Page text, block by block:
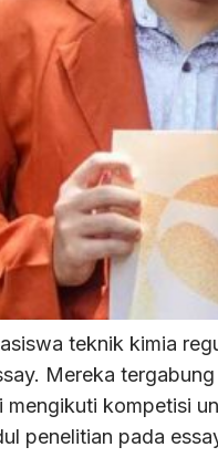
teknik kimia
Mereka
kompetisi
penelitian pada